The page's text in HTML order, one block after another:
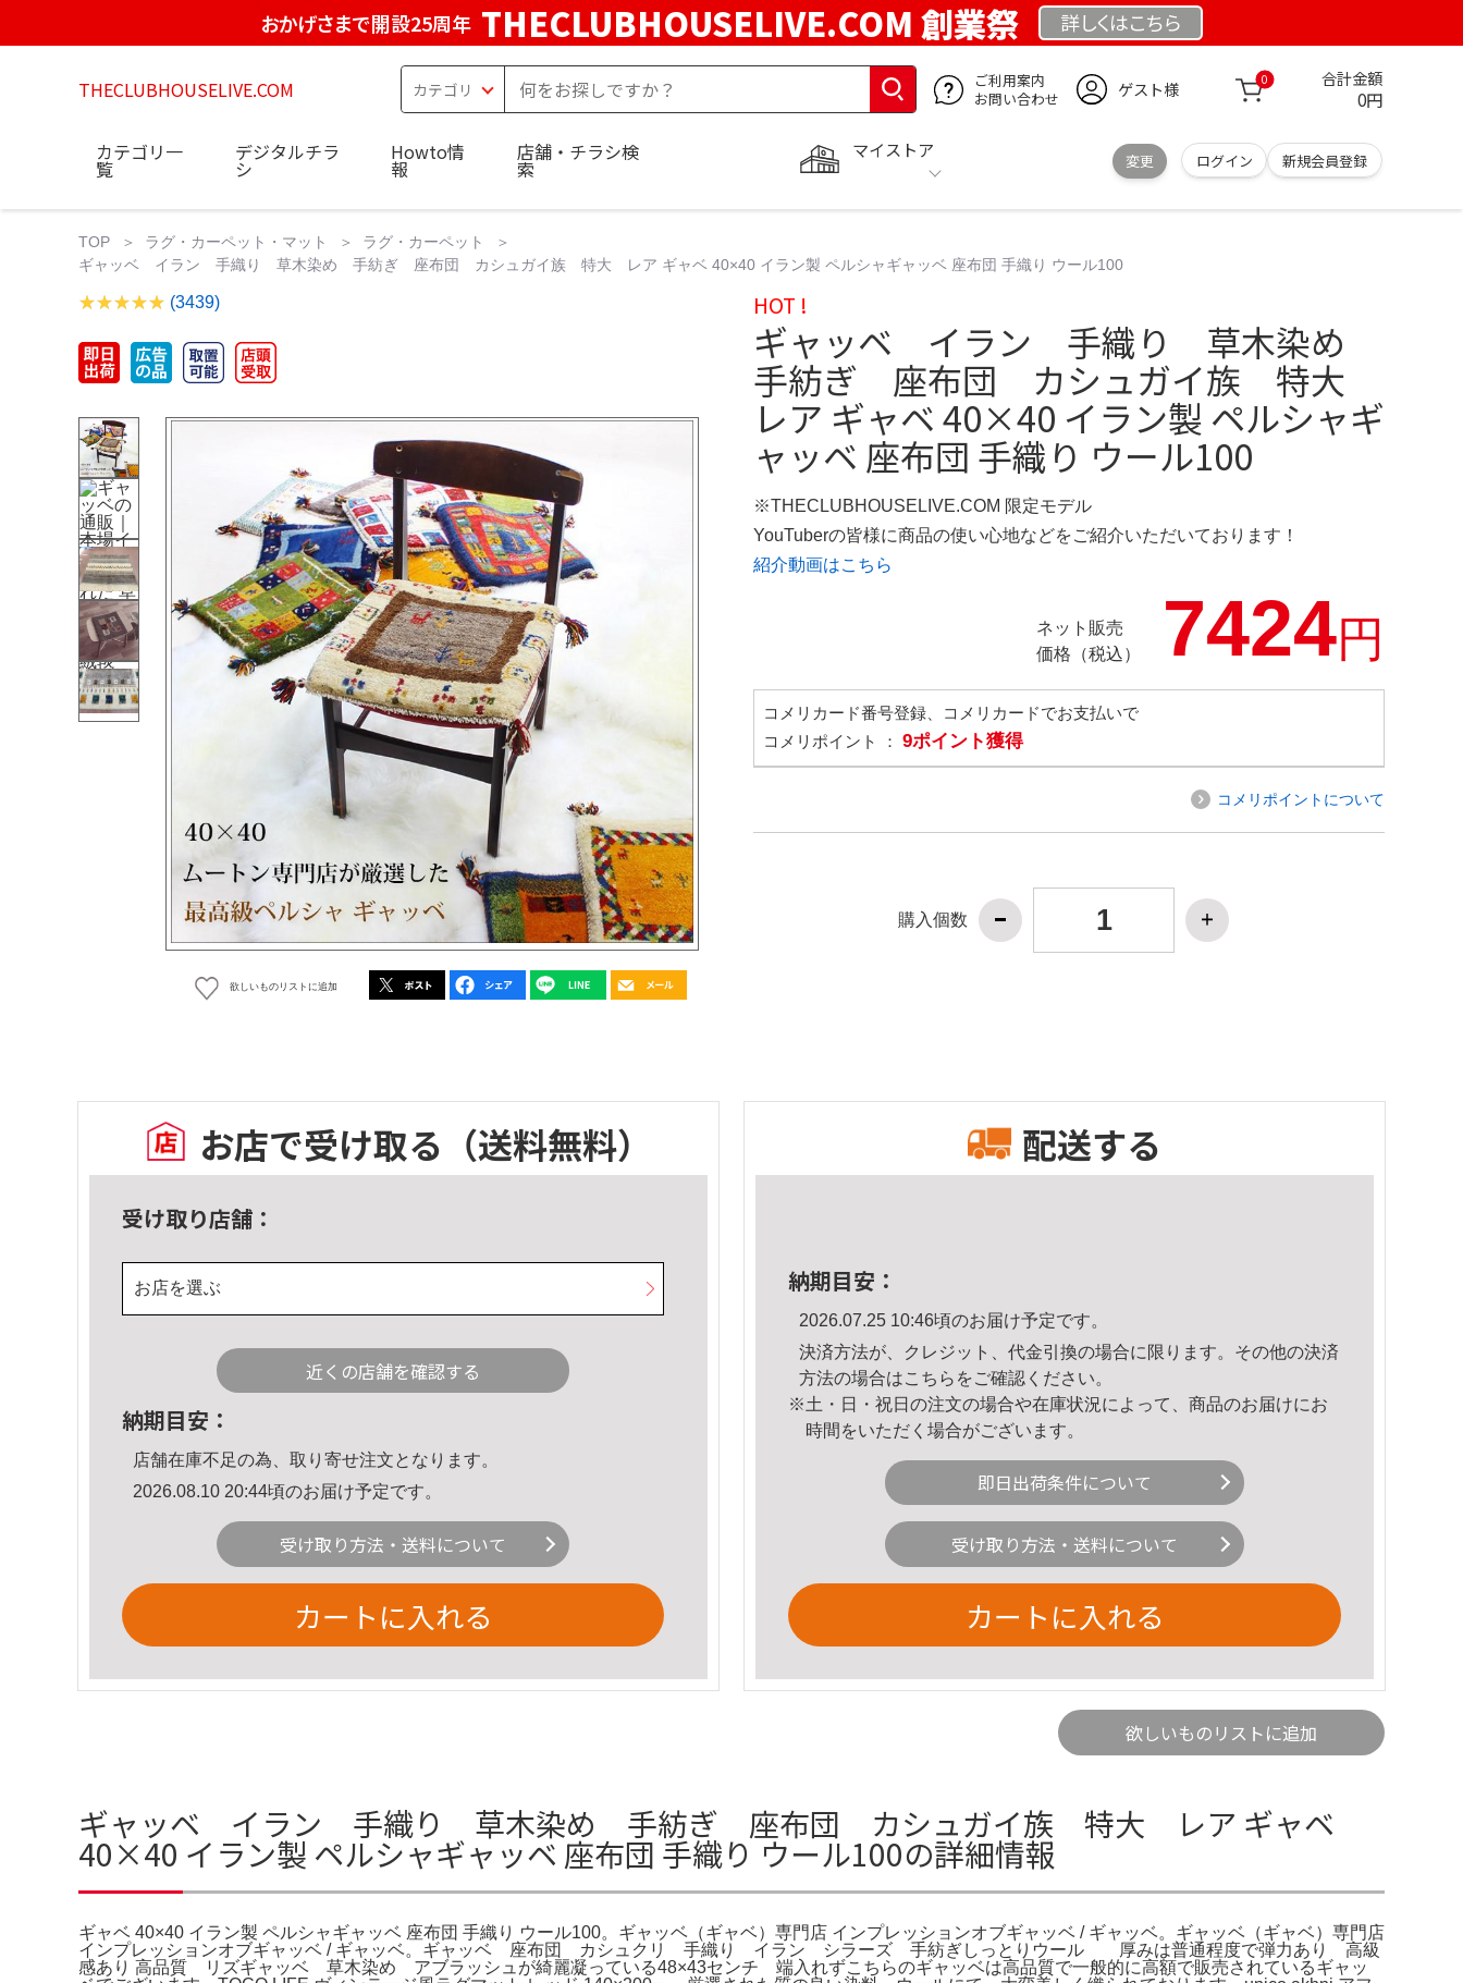
おかげさまで開設25周年 THECLUBHOUSELIVE.COM 創業祭 詳しくはこちら
THECLUBHOUSELIVE.COM
ご利用案内
お問い合わせ
ゲスト様 0 合計金額
0円
マイストア
変更 ログイン 新規会員登録
カテゴリ一
覧
デジタルチラ
シ
Howto情
報
店舗・チラシ検
索
TOP ラグ・カーペット・マット
ラグ・カーペット
ギャッベ イラン 手織り 草木染め 手紡ぎ 座布団 カシュガイ族 特大 レア ギャベ 40×40 イラン製 ペルシャギャッベ 座布団 手織り ウール100
(3439)
欲しいものリストに追加
HOT !
ギャッベ イラン 手織り 草木染め
手紡ぎ 座布団 カシュガイ族 特大
レア ギャベ 40×40 イラン製 ペルシャギ
ャッベ 座布団 手織り ウール100
※THECLUBHOUSELIVE.COM 限定モデル
YouTuberの皆様に商品の使い心地などをご紹介いただいております！
紹介動画はこちら
ネット販売
価格（税込）
7424円
コメリカード番号登録、コメリカードでお支払いで
コメリポイント ： 9ポイント獲得
コメリポイントについて
購入個数
お店で受け取る （送料無料）
受け取り店舗：
お店を選ぶ
近くの店舗を確認する
納期目安：
店舗在庫不足の為、取り寄せ注文となります。
2026.08.10 20:44頃のお届け予定です。
受け取り方法・送料について
カートに入れる
配送する
納期目安：
2026.07.25 10:46頃のお届け予定です。
決済方法が、クレジット、代金引換の場合に限ります。その他の決済
方法の場合はこちら をご確認ください。
※土・日・祝日の注文の場合や在庫状況によって、商品のお届けにお
時間をいただく場合がございます。
即日出荷条件について
受け取り方法・送料について
カートに入れる
欲しいものリストに追加
ギャッベ イラン 手織り 草木染め 手紡ぎ 座布団 カシュガイ族 特大 レア ギャベ
40×40 イラン製 ペルシャギャッベ 座布団 手織り ウール100の詳細情報
ギャベ 40×40 イラン製 ペルシャギャッベ 座布団 手織り ウール100。ギャッベ（ギャベ）専門店 インプレッションオブギャッベ / ギャッベ。ギャッベ（ギャベ）専門店
インプレッションオブギャッベ / ギャッベ。ギャッベ 座布団 カシュクリ 手織り イラン シラーズ 手紡ぎしっとりウール 厚みは普通程度で弾力あり 高級
感あり 高品質 リズギャッベ 草木染め アブラッシュが綺麗凝っている48×43センチ 端入れずこちらのギャッベは高品質で一般的に高額で販売されているギャッ